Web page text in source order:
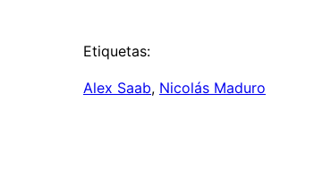
Etiquetas:
Alex Saab, Nicolás Maduro